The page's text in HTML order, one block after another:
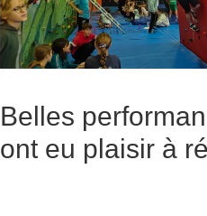
Belles
ont eu plaisir à